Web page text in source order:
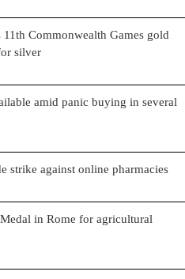
Commonwealth Games gold
silver
amid panic buying in several
strike against online pharmacies
in Rome for agricultural